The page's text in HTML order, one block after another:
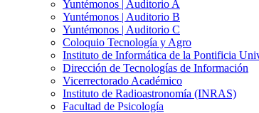
Yuntémonos | Auditorio A
Yuntémonos | Auditorio B
Yuntémonos | Auditorio C
Coloquio Tecnología y Agro
Instituto de Informática de la Pontificia
Dirección de Tecnologías de Información
Vicerrectorado Académico
Instituto de Radioastronomía (INRAS)
Facultad de Psicología